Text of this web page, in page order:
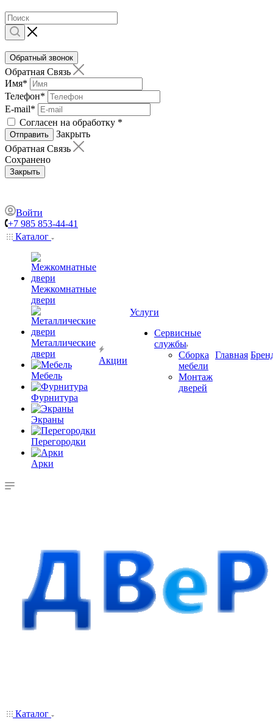
Обратный звонок
Обратная Связь
Имя*
Телефон*
E-mail*
Согласен на обработку *
Отправить
Закрыть
Обратная Связь
Сохранено
Закрыть
Войти
+7 985 853-44-41
Каталог
Межкомнатные
двери
Металлические
двери
Мебель
Фурнитура
Экраны
Перегородки
Арки
Акции
Услуги
Сервисные
службы
Сборка
мебели
Монтаж
дверей
Главная
Каталог